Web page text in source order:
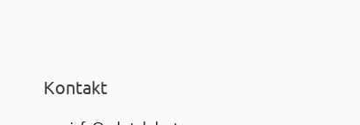
Kontakt